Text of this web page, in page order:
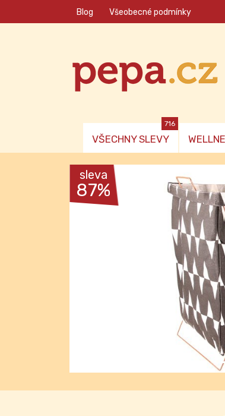
Blog Všeobecné podmínky
VŠECHNY SLEVY
716
sleva
87%